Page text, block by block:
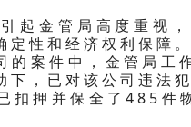
起金管局高度重视
定性和经济权利保障
案件中，金管局工
下，已对该公司违法
扣押并保全了485件